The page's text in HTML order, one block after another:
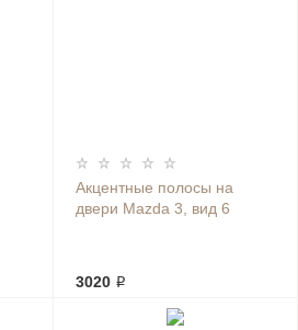
Акцентные полосы на
двери Mazda 3, вид 6
3020 ₽